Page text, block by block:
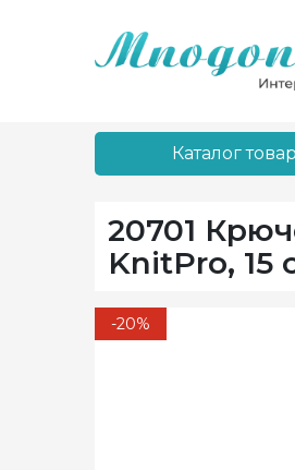
Каталог
20701
KnitPro, 15
-20%